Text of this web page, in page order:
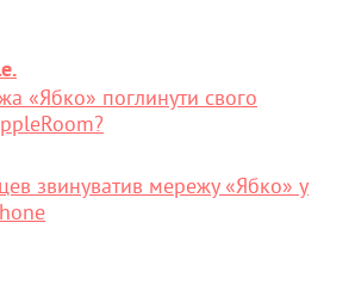
«Ябко» поглинути свого
звинуватив мережу «Ябко» у